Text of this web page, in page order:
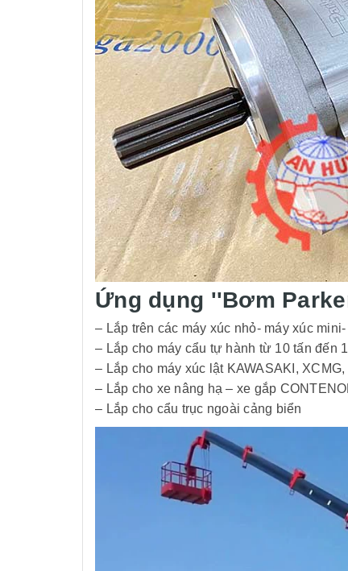
Ứng dụng ''Bơm
– Lắp trên các máy xúc nhỏ- máy xúc
– Lắp cho máy cẩu tự hành từ 10 tấn đến
– Lắp cho máy xúc lật KAWASAKI, XCMG,
– Lắp cho xe nâng hạ – xe gắp
– Lắp cho cẩu trục ngoài cảng biển